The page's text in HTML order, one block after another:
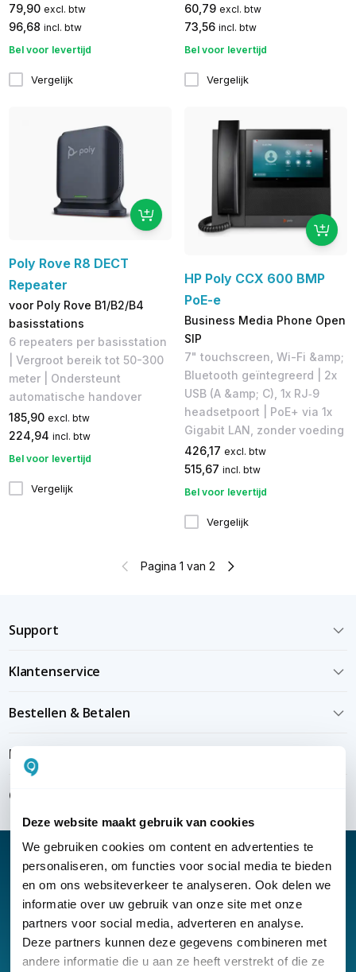
Deze website maakt gebruik van cookies
We gebruiken cookies om content en advertenties te
personaliseren, om functies voor social media te bieden
en om ons websiteverkeer te analyseren. Ook delen we
informatie over uw gebruik van onze site met onze
partners voor social media, adverteren en analyse.
Deze partners kunnen deze gegevens combineren met
andere informatie die u aan ze heeft verstrekt of die ze
79,90 excl. btw
96,68 incl. btw
Bel voor levertijd
Vergelijk
60,79 excl. btw
73,56 incl. btw
Bel voor levertijd
Vergelijk
Poly Rove R8 DECT
Repeater
voor Poly Rove B1/B2/B4
basisstations
6 repeaters per basisstation
| Vergroot bereik tot 50-300
meter | Ondersteunt
automatische handover
185,90 excl. btw
224,94 incl. btw
Bel voor levertijd
Vergelijk
HP Poly CCX 600 BMP
PoE-e
Business Media Phone Open
SIP
7" touchscreen, Wi-Fi &amp;
Bluetooth geïntegreerd | 2x
USB (A &amp; C), 1x RJ‑9
headsetpoort | PoE+ via 1x
Gigabit LAN, zonder voeding
426,17 excl. btw
515,67 incl. btw
Bel voor levertijd
Vergelijk
Pagina 1 van 2
Support
Klantenservice
Bestellen & Betalen
Bezorgen & installeren
Over KommaGo
Nieuwsbrief
Klantenservice